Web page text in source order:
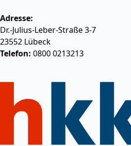
Adresse:
Dr.-Julius-Leber-Straße 3-7
23552 Lübeck
Telefon: 0800 0213213